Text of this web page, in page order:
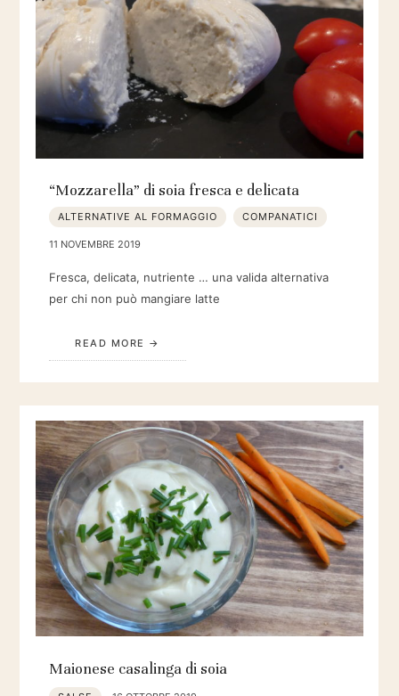
“Mozzarella” di soia fresca e delicata
ALTERNATIVE AL FORMAGGIO COMPANATICI
11 NOVEMBRE 2019
Fresca, delicata, nutriente … una valida alternativa
per chi non può mangiare latte
READ MORE
Maionese casalinga di soia